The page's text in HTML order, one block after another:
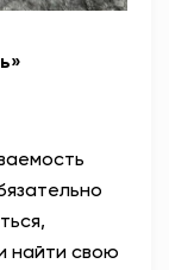
найти свою